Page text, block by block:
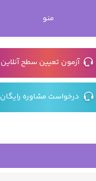
منو
آزمون تعیین سطح آنلاین
درخواست مشاوره رایگان